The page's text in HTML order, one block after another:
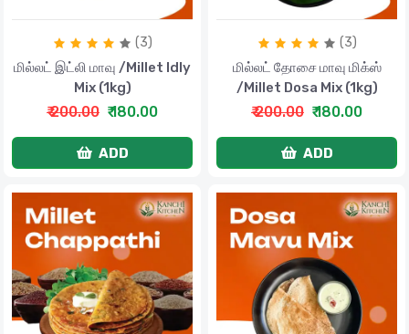
(3)
மில்லட் இட்லி மாவு /Millet Idly
Mix (1kg)
₹ 200.00 ₹ 180.00
ADD
(3)
மில்லட் தோசை மாவு மிக்ஸ்
/Millet Dosa Mix (1kg)
₹ 200.00 ₹ 180.00
ADD